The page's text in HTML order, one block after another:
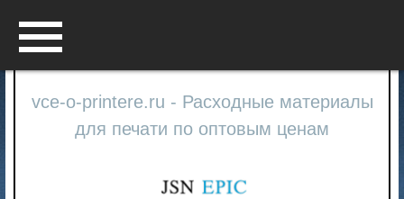
vce-o-printere.ru - Расходные материалы
для печати по оптовым ценам